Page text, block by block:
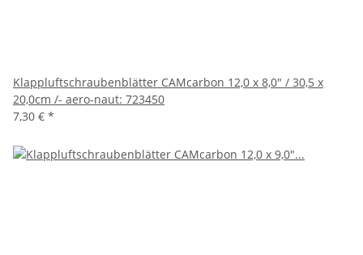
Klappluftschraubenblätter CAMcarbon 12,0 x 8,0" / 30,5 x
20,0cm /- aero-naut: 723450
7,30 € *